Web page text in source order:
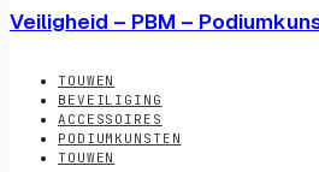
Veiligheid – PBM –
TOUWEN
BEVEILIGING
ACCESSOIRES
PODIUMKUNSTEN
TOUWEN